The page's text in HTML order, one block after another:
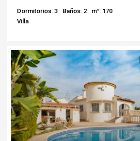
Dormitorios: 3 Baños: 2
m²: 170
Villa